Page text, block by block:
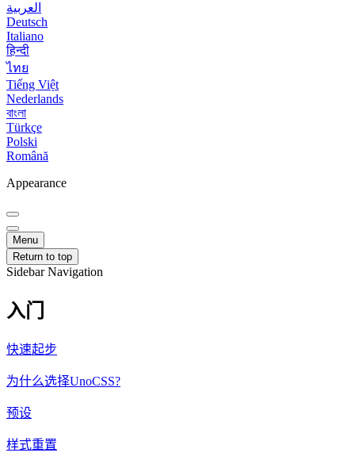
العربية
Deutsch
Italiano
हिन्दी
ไทย
Tiếng Việt
Nederlands
বাংলা
Türkçe
Polski
Română
Appearance
Menu
Return to top
Sidebar Navigation
入门
快速起步
为什么选择UnoCSS?
预设
样式重置